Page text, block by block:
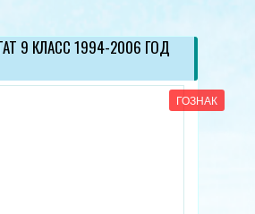
9 КЛАСС 1994-2006 ГОД
ГОЗНАК